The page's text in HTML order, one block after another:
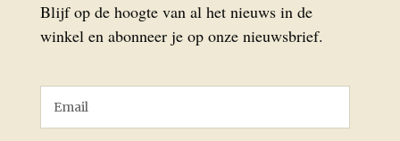
Blijf op de hoogte van al het nieuws in de
winkel en abonneer je op onze nieuwsbrief.